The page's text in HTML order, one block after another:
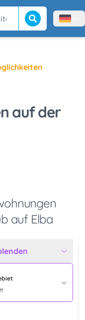
Suche beginnen
Menù
auf der
auf Elba